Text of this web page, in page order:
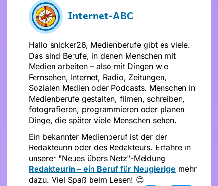
Absenden
Stelle dir
Fragen:
Ist mein Text freundlich und
respektvoll?
Ist mein Beitrag für alle verständlich?
Möchte ich, dass andere das über
mich wissen?
Internet-ABC
Hallo snicker26, Medienberufe gibt es viele.
Das sind Berufe, in denen Menschen mit
Medien arbeiten – also mit Dingen wie
Fernsehen, Internet, Radio, Zeitungen,
Sozialen Medien oder Podcasts. Menschen in
Medienberufe gestalten, filmen, schreiben,
fotografieren, programmieren oder planen
Dinge, die später viele Menschen sehen.
Ein bekannter Medienberuf ist der der
Redakteurin oder des Redakteurs. Erfahre in
unserer "Neues übers Netz"-Meldung
Redakteurin – ein Beruf für Neugierige mehr
dazu. Viel Spaß beim Lesen! 😊